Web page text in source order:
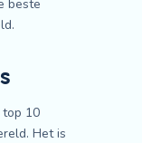
beste
top 10
Het is